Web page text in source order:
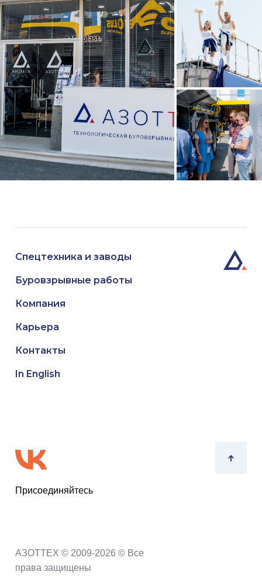
АЗОТТЕХ © 2009-2026 © Все
права защищены
Спецтехника и заводы
Буровзрывные работы
Компания
Карьера
Контакты
In English
Присоединяйтесь